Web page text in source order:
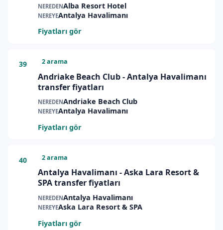
NEREDENAlba Resort Hotel
NEREYEAntalya Havalimanı
Fiyatları gör
39 2 arama
Andriake Beach Club - Antalya Havalimanı
transfer fiyatları
NEREDENAndriake Beach Club
NEREYEAntalya Havalimanı
Fiyatları gör
40 2 arama
Antalya Havalimanı - Aska Lara Resort &
SPA transfer fiyatları
NEREDENAntalya Havalimanı
NEREYEAska Lara Resort & SPA
Fiyatları gör